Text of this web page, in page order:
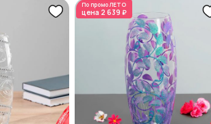
По промоЛЕТО
цена 2 639 ₽